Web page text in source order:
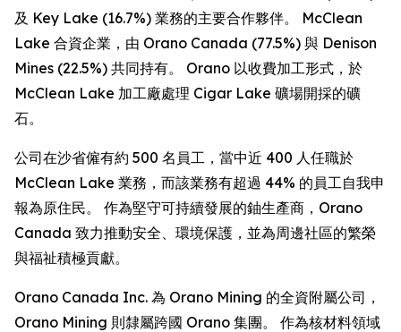
及 Key Lake (16.7%) 業務的主要合作夥伴。 McClean
Lake 合資企業，由 Orano Canada (77.5%) 與 Denison
Mines (22.5%) 共同持有。 Orano 以收費加工形式，於
McClean Lake 加工廠處理 Cigar Lake 礦場開採的礦
石。
公司在沙省僱有約 500 名員工，當中近 400 人任職於
McClean Lake 業務，而該業務有超過 44% 的員工自我申
報為原住民。 作為堅守可持續發展的鈾生產商，Orano
Canada 致力推動安全、環境保護，並為周邊社區的繁榮
與福祉積極貢獻。
Orano Canada Inc. 為 Orano Mining 的全資附屬公司，
Orano Mining 則隸屬跨國 Orano 集團。 作為核材料領域